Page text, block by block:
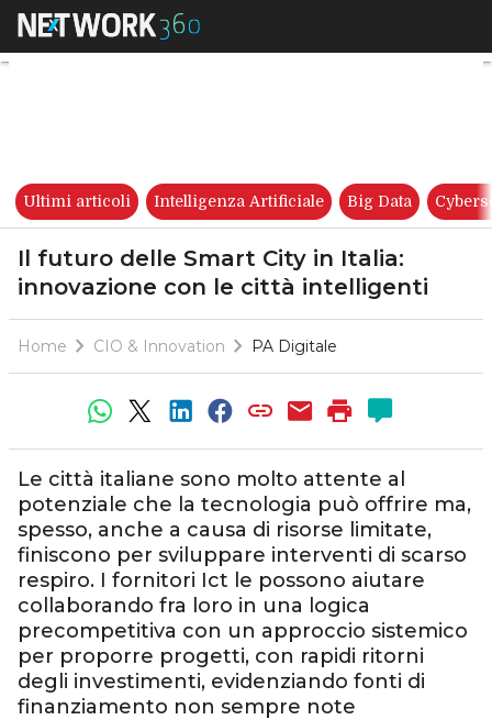
Il futuro delle Smart City in
Ultimi articoli Intelligenza Artificiale Big Data
Il futuro delle Smart City in Italia:
innovazione con le città intelligenti
Home CIO & Innovation PA Digitale
Le città italiane sono molto attente al
potenziale che la tecnologia può offrire ma,
spesso, anche a causa di risorse limitate,
finiscono per sviluppare interventi di scarso
respiro. I fornitori Ict le possono aiutare
collaborando fra loro in una logica
precompetitiva con un approccio sistemico
per proporre progetti, con rapidi ritorni
degli investimenti, evidenziando fonti di
finanziamento non sempre note